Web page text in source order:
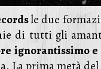
le due
di tutti gli
ignorantissimo